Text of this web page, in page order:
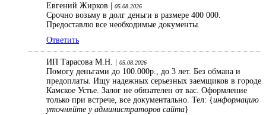
Евгений Жирков | 05.08.2026
Срочно возьму в долг деньги в размере 400 000.
Предоставлю все необходимые документы.
Ответить
ИП Тарасова М.Н. | 05.08.2026
Помогу деньгами до 100.000р., до 3 лет. Без обмана и
предоплаты. Ищу надежных серьезных заемщиков в городе
Камское Устье. Залог не обязателен от вас. Оформление
только при встрече, все документально. Тел: {информацию
уточняйте у администраторов сайта}